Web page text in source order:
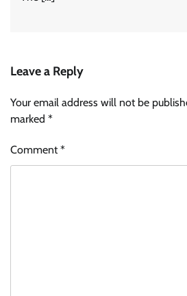
Leave a Reply
Your email address will not be
marked *
Comment*